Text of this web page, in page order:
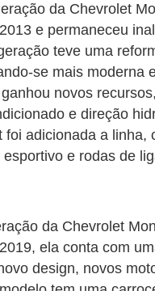
da Chevrolet
e permaneceu
teve uma
se mais moderna
novos
e direção
foi adicionada a linha,
e rodas de
da Chevrolet
ela conta com
design, novos